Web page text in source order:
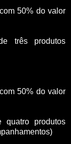
50% do valor
três produtos
50% do valor
quatro produtos